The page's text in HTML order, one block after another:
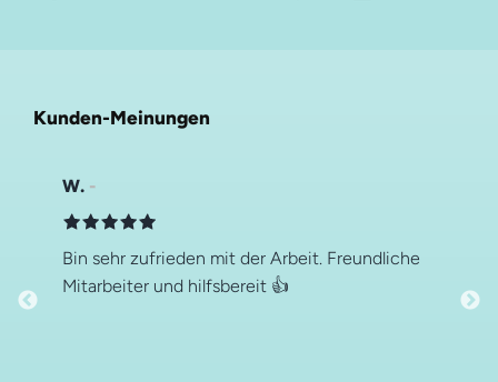
Kunden-Meinungen
W.
Bin sehr zufrieden mit der Arbeit. Freundliche
Mitarbeiter und hilfsbereit 👍